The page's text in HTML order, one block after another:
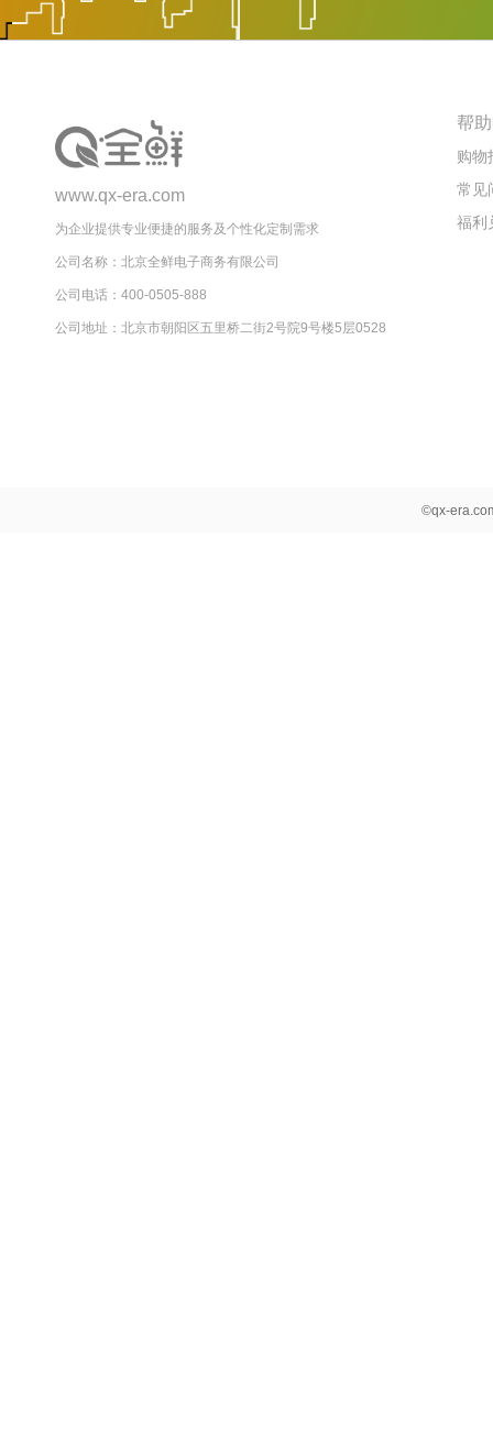
www.qx-era.com
为企业提供专业便捷的服务及个性化定制需求
公司名称：北京全鲜电子商务有限公司
公司电话：400-0505-888
公司地址：北京市朝阳区五里桥二街2号院9号楼5层0528
帮
购物
常见
福利
©qx-